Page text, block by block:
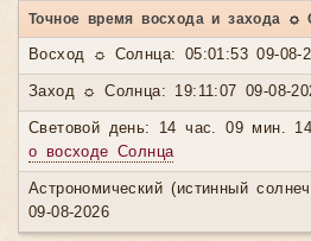
Точное время восхода и захода ☼
Восход ☼ Солнца: 05:01:53 09-08-
Заход ☼ Солнца: 19:11:07 09-08-
Световой день: 14 час. 09 мин.
о восходе Солнца
Астрономический (истинный
09-08-2026